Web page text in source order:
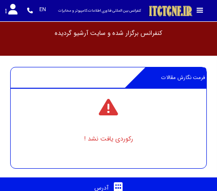
کنفرانس بین المللی فناوری اطلاعات،کامپیوتر و مخابرات EN
کنفرانس برگزار شده و سایت آرشیو گر
فرمت نگارش مقالات
رکوردی یافت نشد !
آدرس